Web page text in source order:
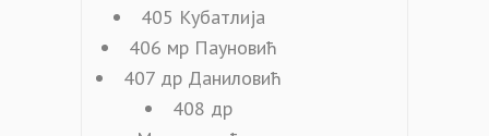
405 Кубатлија
406 мр Пауновић
407 др Даниловић
408 др